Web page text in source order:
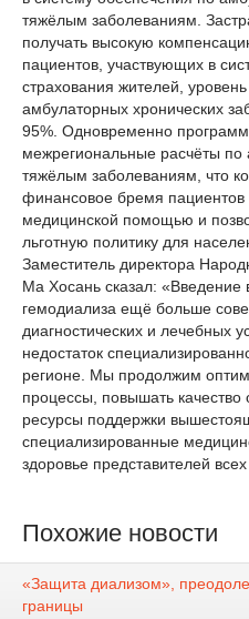
тяжёлым заболеваниям.
получать высокую
пациентов, участвующих в
страхования жителей,
амбулаторных хронических
95%. Одновременно
межрегиональные расчёты
тяжёлым заболеваниям, что
финансовое бремя
медицинской помощью и
льготную политику для
Заместитель директора
Ма Хосань сказал: «Введение
гемодиализа ещё больше
диагностических и лечебных
недостаток
регионе. Мы продолжим
процессы, повышать
ресурсы поддержки
специализированные
здоровье представителей
Похожие новости
«Защита диализом»,
границы